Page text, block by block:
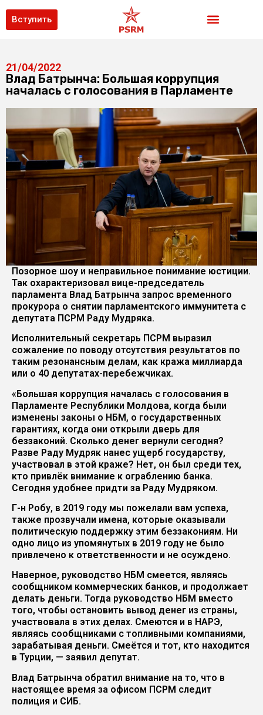
Вступить
21/04/2022
Влад Батрынча: Большая коррупция
началась с голосования в Парламенте
Позорное шоу и неправильное понимание юстиции.
Так охарактеризовал вице-председатель
парламента Влад Батрынча запрос временного
прокурора о снятии парламентского иммунитета с
депутата ПСРМ Раду Мудряка.
Исполнительный секретарь ПСРМ выразил
сожаление по поводу отсутствия результатов по
таким резонансным делам, как кража миллиарда
или о 40 депутатах-перебежчиках.
«Большая коррупция началась с голосования в
Парламенте Республики Молдова, когда были
изменены законы о НБМ, о государственных
гарантиях, когда они открыли дверь для
беззаконий. Сколько денег вернули сегодня?
Разве Раду Мудряк нанес ущерб государству,
участвовал в этой краже? Нет, он был среди тех,
кто привлёк внимание к ограблению банка.
Сегодня удобнее придти за Раду Мудряком.
Г-н Робу, в 2019 году мы пожелали вам успеха,
также прозвучали имена, которые оказывали
политическую поддержку этим беззакониям. Ни
одно лицо из упомянутых в 2019 году не было
привлечено к ответственности и не осуждено.
Наверное, руководство НБМ смеется, являясь
сообщником коммерческих банков, и продолжает
делать деньги. Тогда руководство НБМ вместо
того, чтобы остановить вывод денег из страны,
участвовала в этих делах. Смеются и в НАРЭ,
являясь сообщниками с топливными компаниями,
зарабатывая деньги. Смеётся и тот, кто находится
в Турции, — заявил депутат.
Влад Батрынча обратил внимание на то, что в
настоящее время за офисом ПСРМ следит
полиция и СИБ.